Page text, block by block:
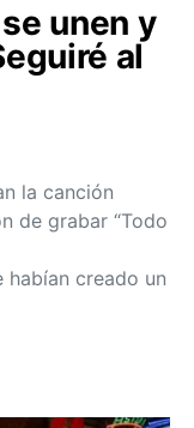
unen y
al
la canción
de grabar “Todo
habían creado un